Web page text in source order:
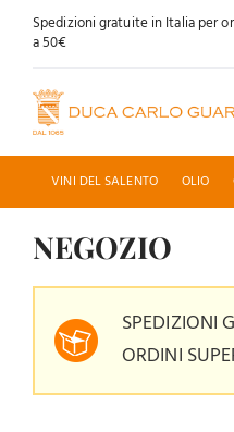
SaltaSpedizioni gratuite in Italia per
a 50€
Acquista online
Chi siamo
News
VINI DEL SALENTO OLIO
NEGOZIO
SPEDIZIONI
ORDINI